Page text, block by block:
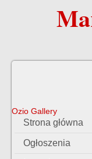
Ozio Gallery
Strona główna
Ogłoszenia